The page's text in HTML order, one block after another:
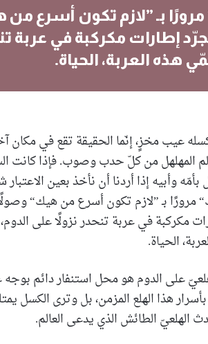
بـ ”لازم تكون أسرع من
إطارات مكركبة في عربة
هذه العربة، الحياة.
عيب مخزٍ، إنّما الحقيقة تقع في مكان
المهلهل من كلّ حدب وصوب. فإذا
وأبيه إذا أردنا أن نأخذ بعين
بـ ”لازم تكون أسرع من هيك“
مكركبة في عربة تنحدر نزولًا على
الحياة.
على الدوم هو محل استنفار دائم
هذا الهلع المزمن، بل وترى الكسل
الهلعيّ الطائش الذي يدعى العالم.